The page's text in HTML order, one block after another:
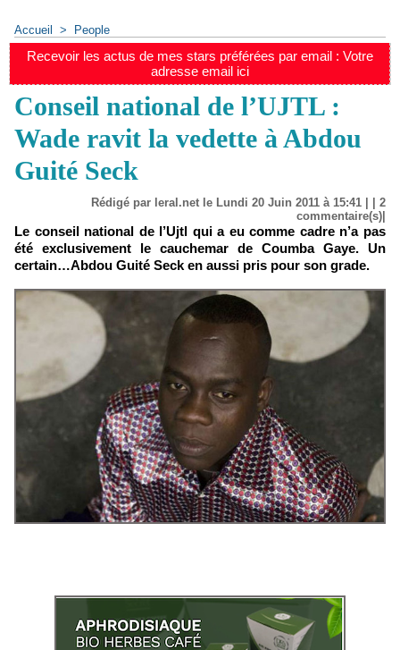
Accueil > People
Recevoir les actus de mes stars préférées par email : Votre
adresse email ici
Conseil national de l’UJTL :
Wade ravit la vedette à Abdou
Guité Seck
Rédigé par leral.net le Lundi 20 Juin 2011 à 15:41 | | 2
commentaire(s)|
Le conseil national de l’Ujtl qui a eu comme cadre n’a pas
été exclusivement le cauchemar de Coumba Gaye. Un
certain…Abdou Guité Seck en aussi pris pour son grade.